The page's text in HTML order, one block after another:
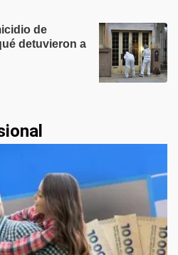
de
detuvieron a